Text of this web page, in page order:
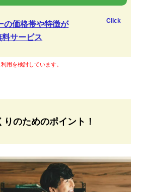
の価格帯や特徴が
料サービス
Click
用を検討しています。
のためのポイント！